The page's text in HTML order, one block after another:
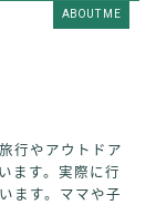
ABOUT ME
行やアウトドア
ます。実際に行
ます。ママや子